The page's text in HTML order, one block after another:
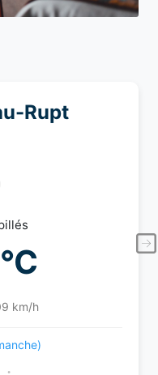
Rupt
km/h